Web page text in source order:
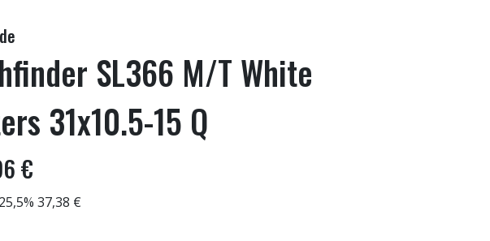
SL366 M/T White
31x10.5-15 Q
€
37,38 €